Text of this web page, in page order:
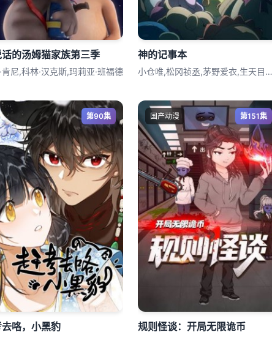
的汤姆猫家族第三季
肯尼,科林·汉克斯,玛莉亚·班福德
神的记事本
小仓唯,松冈祯丞,茅野爱衣,生天目仁美,
第90集
咯，小黑豹
国产动漫 第151集
规则怪谈：开局无限诡币